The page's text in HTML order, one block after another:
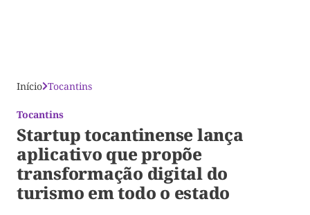
Início Tocantins
Tocantins
Startup tocantinense lança
aplicativo que propõe
transformação digital do
turismo em todo o estado